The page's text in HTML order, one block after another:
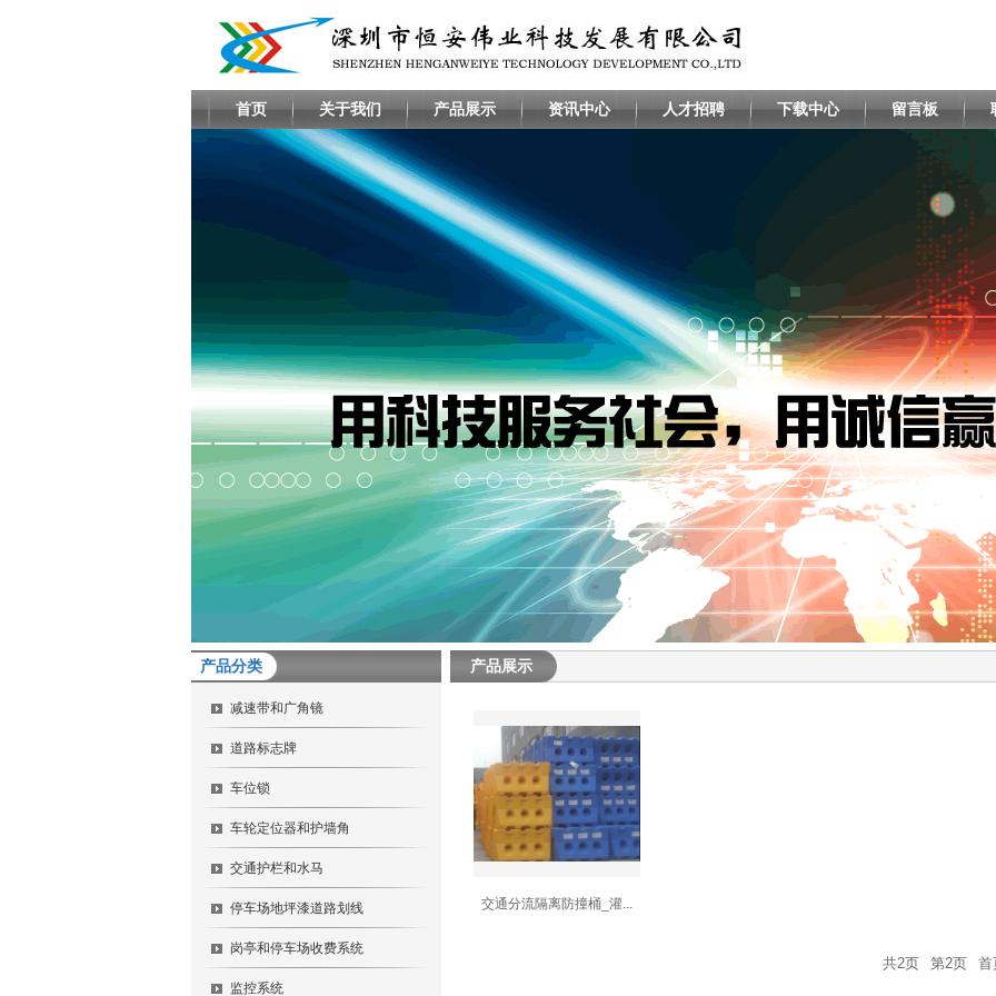
首页 关于我们 产品展示 资讯中心 人才招聘 下载中心 留言板
产品分类
减速带和广角镜
道路标志牌
车位锁
车轮定位器和护墙角
交通护栏和水马
停车场地坪漆道路划线
岗亭和停车场收费系统
监控系统
产品展示
交通分流隔离防撞桶_灌...
共2页 第2页 首